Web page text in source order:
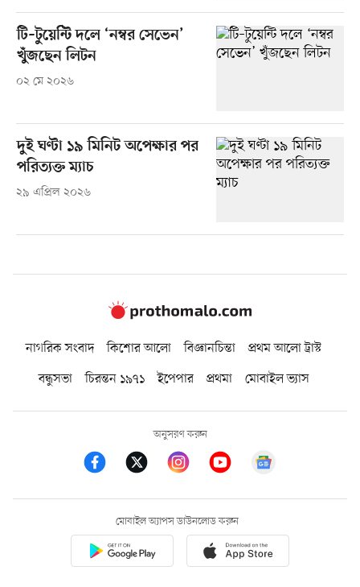
টি–টুয়েন্টি দলে ‘নম্বর সেভেন’
খুঁজছেন লিটন
০২ মে ২০২৬
দুই ঘণ্টা ১৯ মিনিট অপেক্ষার পর
পরিত্যক্ত ম্যাচ
২৯ এপ্রিল ২০২৬
নাগরিক সংবাদ কিশোর আলো বিজ্ঞানচিন্তা
প্রথম আলো ট্রাস্ট
বন্ধুসভা
চিরন্তন ১৯৭১ ইপেপার প্রথমা মোবাইল ভ্যাস
অনুসরণ করুন
মোবাইল অ্যাপস ডাউনলোড করুন